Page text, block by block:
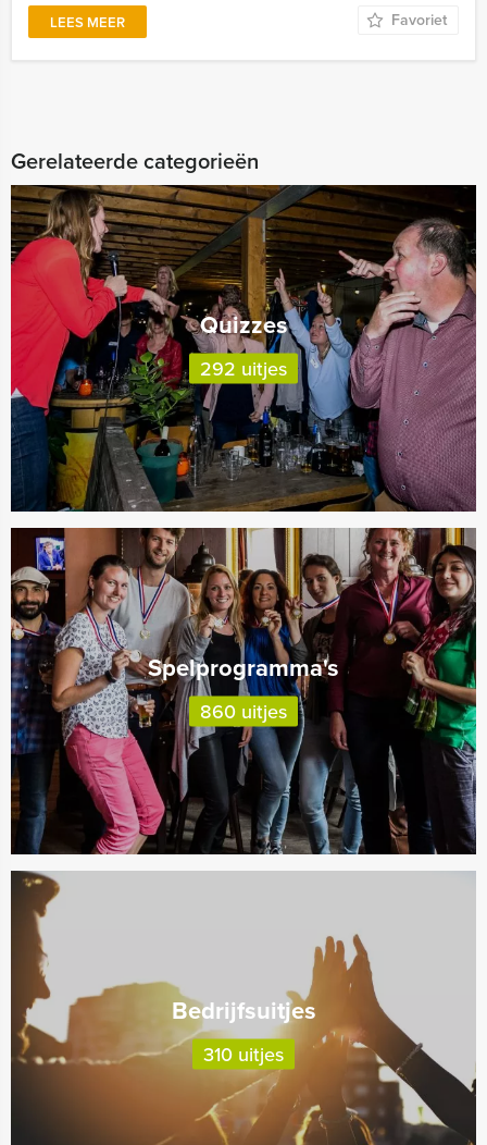
LEES MEER Favoriet
Gerelateerde categorieën
Quizzes
292 uitjes
Spelprogramma's
860 uitjes
Bedrijfsuitjes
310 uitjes